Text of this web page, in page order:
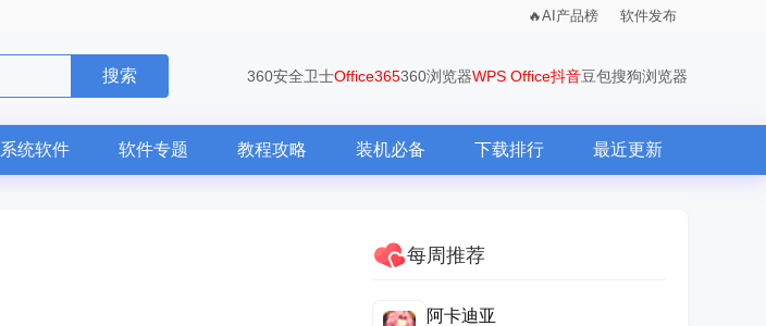
AI产品榜 软件发布
搜索 360安全卫士Office365360浏览器WPS Office抖音豆包搜狗浏览器
系统软件 软件专题 教程攻略 装机必备 下载排行 最近更新
每周推荐
阿卡迪亚